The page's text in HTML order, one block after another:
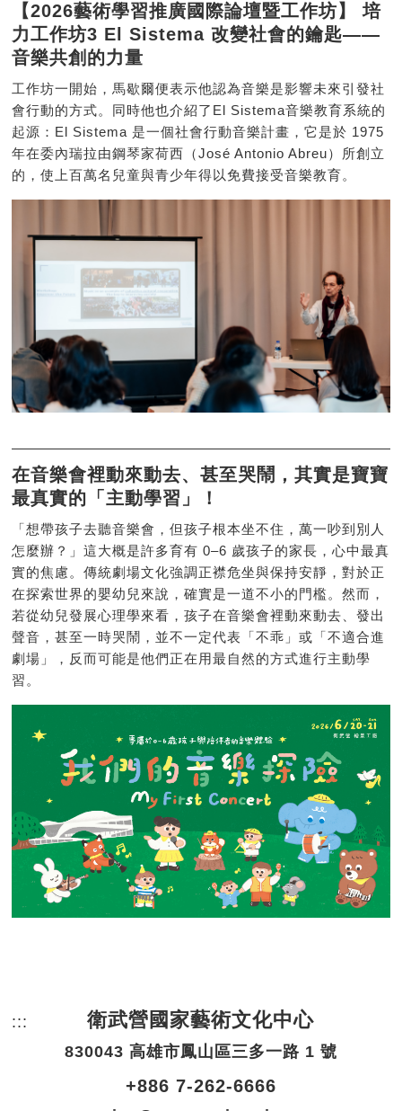
【2026藝術學習推廣國際論壇暨工作坊】 培
力工作坊3 El Sistema 改變社會的鑰匙——
音樂共創的力量
工作坊一開始，馬歇爾便表示他認為音樂是影響未來引發社
會行動的方式。同時他也介紹了El Sistema音樂教育系統的
起源：El Sistema 是一個社會行動音樂計畫，它是於 1975
年在委內瑞拉由鋼琴家荷西（José Antonio Abreu）所創立
的，使上百萬名兒童與青少年得以免費接受音樂教育。
在音樂會裡動來動去、甚至哭鬧，其實是寶寶
最真實的「主動學習」！
「想帶孩子去聽音樂會，但孩子根本坐不住，萬一吵到別人
怎麼辦？」這大概是許多育有 0–6 歲孩子的家長，心中最真
實的焦慮。傳統劇場文化強調正襟危坐與保持安靜，對於正
在探索世界的嬰幼兒來說，確實是一道不小的門檻。然而，
若從幼兒發展心理學來看，孩子在音樂會裡動來動去、發出
聲音，甚至一時哭鬧，並不一定代表「不乖」或「不適合進
劇場」，反而可能是他們正在用最自然的方式進行主動學
習。
::: 頁尾網站資訊。
衛武營國家藝術文化中心
830043 高雄市鳳山區三多一路 1 號
+886 7-262-6666